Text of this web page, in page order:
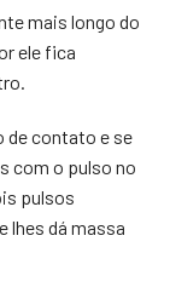
mais longo do
ele fica
de contato e se
com o pulso no
pulsos
lhes dá massa